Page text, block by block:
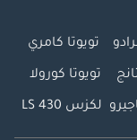
تويوتا كامري
تويوتا كورولا
لكزس LS 430